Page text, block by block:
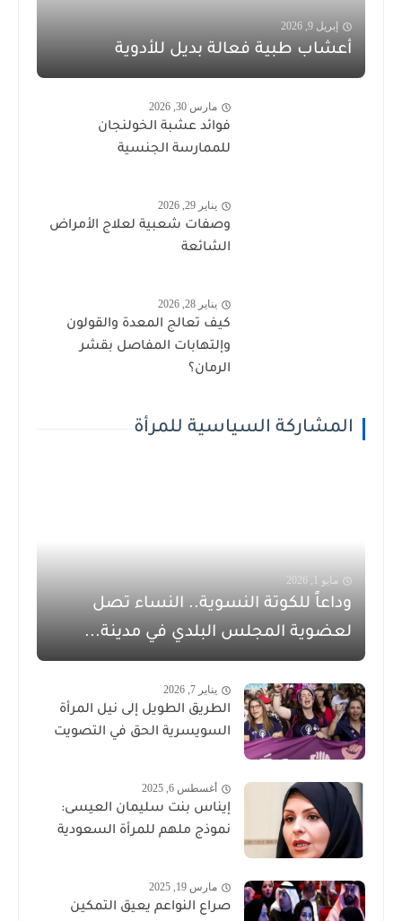
إبريل 9, 2026
أعشاب طبية فعالة بديل للأدوية
مارس 30, 2026
فوائد عشبة الخولنجان
للممارسة الجنسية
يناير 29, 2026
وصفات شعبية لعلاج الأمراض
الشائعة
يناير 28, 2026
كيف تعالج المعدة والقولون
وإلتهابات المفاصل بقشر
الرمان؟
المشاركة السياسية للمرأة
مايو 1, 2026
وداعاً للكوتة النسوية.. النساء تصل
لعضوية المجلس البلدي في مدينة...
يناير 7, 2026
الطريق الطويل إلى نيل المرأة
السويسرية الحق في التصويت
أغسطس 6, 2025
إيناس بنت سليمان العيسى:
نموذج ملهم للمرأة السعودية
مارس 19, 2025
صراع النواعم يعيق التمكين